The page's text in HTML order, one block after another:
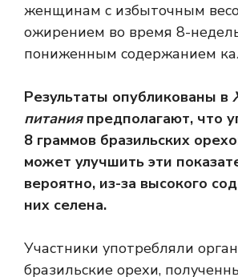
женщинам с избыточным
ожирением во время 8-
пониженным содержанием
Результаты опубликованы в
питанияпредполагают, что
8 граммов бразильских
может улучшить эти
вероятно, из-за высокого
них селена.
Участники употребляли
бразильские орехи,